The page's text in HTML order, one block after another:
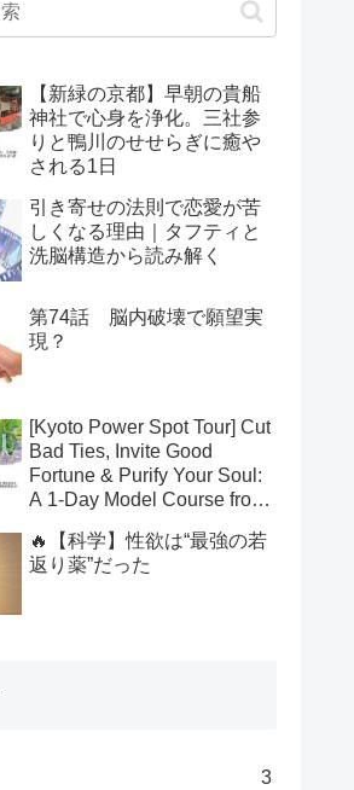
【新緑の京都】早朝の貴船
神社で心身を浄化。三社参
りと鴨川のせせらぎに癒や
される1日
引き寄せの法則で恋愛が苦
しくなる理由｜タフティと
洗脳構造から読み解く
第74話 脳内破壊で願望実
現？
[Kyoto Power Spot Tour] Cut
Bad Ties, Invite Good
Fortune & Purify Your Soul:
A 1-Day Model Course from
Suzumushi-dera to Kamo
Shrines
🔥【科学】性欲は“最強の若
返り薬”だった
3